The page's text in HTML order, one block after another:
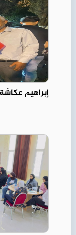
إبراهيم